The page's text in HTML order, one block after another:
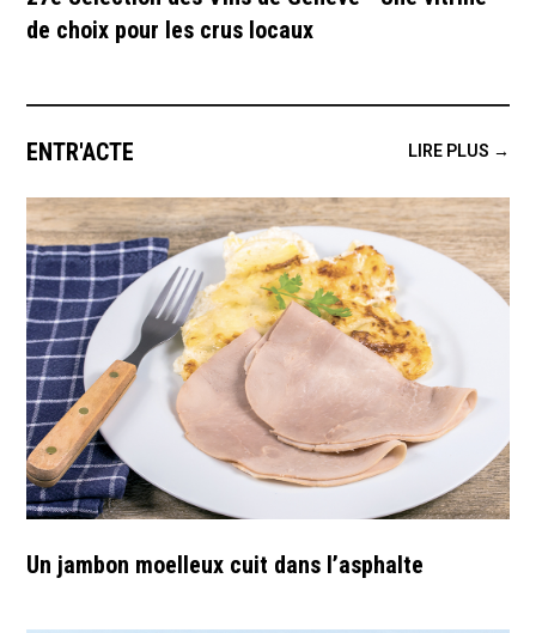
de choix pour les crus locaux
ENTR'ACTE LIRE PLUS →
Un jambon moelleux cuit dans l’asphalte